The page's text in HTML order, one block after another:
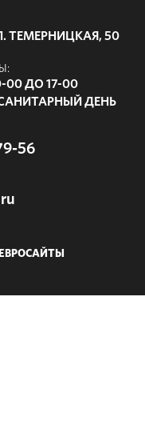
ТЕМЕРНИЦКАЯ, 50
00 ДО 17-00
ДЕНЬ
56
ЕВРОСАЙТЫ